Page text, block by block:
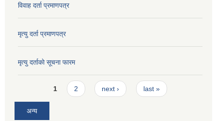
विवाह दर्ता प्रमाणपत्र
मृत्यु दर्ता प्रमाणपत्र
मृत्यु दर्ताकाे सूचना फारम
Pages1 2 next › last »
अन्य